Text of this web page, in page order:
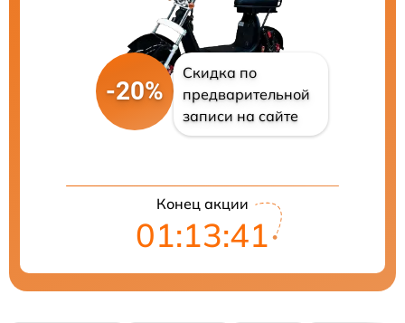
-20%
Скидка по
предварительной
записи на сайте
Конец акции
01:13:40